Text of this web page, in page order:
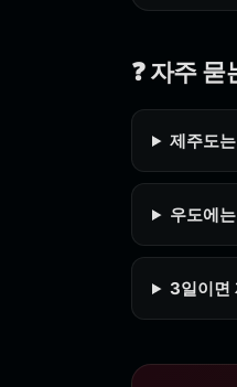
❓ 자주
제주도
우도에
3일이면